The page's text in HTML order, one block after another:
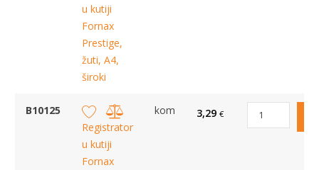
u kutiji
Fornax
Prestige,
žuti, A4,
široki
B10125
Registrator
u kutiji
Fornax
kom 3,29 €